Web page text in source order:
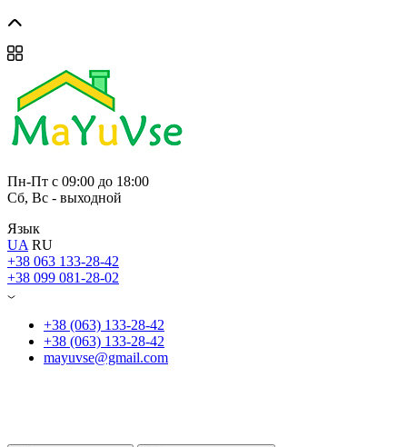
Пн-Пт с 09:00 до 18:00
Сб, Вс - выходной
Язык
UA RU
+38 063 133-28-42
+38 099 081-28-02
+38 (063) 133-28-42
+38 (063) 133-28-42
mayuvse@gmail.com